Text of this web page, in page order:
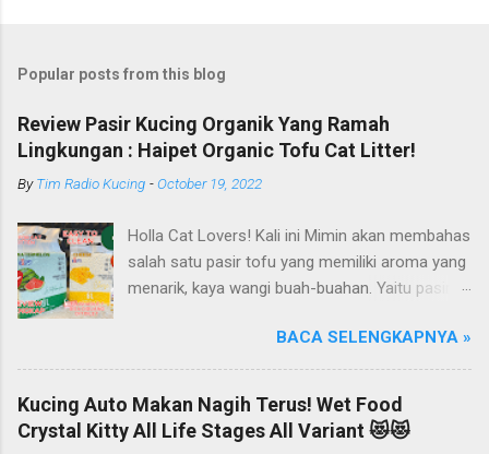
Popular posts from this blog
Review Pasir Kucing Organik Yang Ramah
Lingkungan : Haipet Organic Tofu Cat Litter!
ByTim Radio Kucing -October 19, 2022
Holla Cat Lovers! Kali ini Mimin akan membahas
salah satu pasir tofu yang memiliki aroma yang
menarik, kaya wangi buah-buahan. Yaitu pasir
Haipet merupakan salah satu merk produk
kucing yang diproduksi oleh PT. Arthacat Tirta
Surya, Indonesia. Perusahaan ini bergerak di
bidang produk perlengkapan kucing, seperti Cat
Tree Furniture, Cat Accessories, Cat Food, Cat
BACA SELENGKAPNYA »
Kucing Auto Makan Nagih Terus! Wet Food
Crystal Kitty All Life Stages All Variant 😻😻